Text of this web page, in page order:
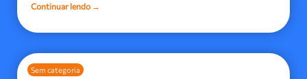
Continuar lendo →
Sem categoria